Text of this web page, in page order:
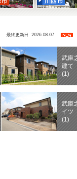
最終更新日 2026.08.07
武庫
建て
(1)
武庫
イツ
(1)